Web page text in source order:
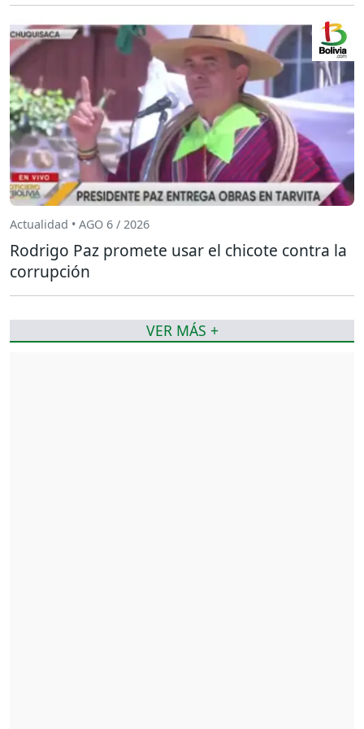
Actualidad • AGO 6 / 2026
Rodrigo Paz promete usar el chicote contra la
corrupción
VER MÁS +